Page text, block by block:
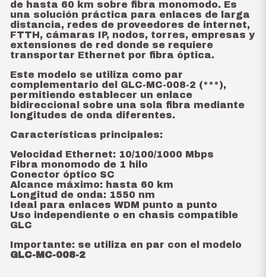
de hasta 60 km sobre fibra monomodo. Es
una solución práctica para enlaces de larga
distancia, redes de proveedores de internet,
FTTH, cámaras IP, nodos, torres, empresas y
extensiones de red donde se requiere
transportar Ethernet por fibra óptica.
Este modelo se utiliza como par
complementario del GLC-MC-008-2 (***),
permitiendo establecer un enlace
bidireccional sobre una sola fibra mediante
longitudes de onda diferentes.
Características principales:
Velocidad Ethernet: 10/100/1000 Mbps
Fibra monomodo de 1 hilo
Conector óptico SC
Alcance máximo: hasta 60 km
Longitud de onda: 1550 nm
Ideal para enlaces WDM punto a punto
Uso independiente o en chasis compatible
GLC
Importante: se utiliza en par con el modelo
GLC-MC-008-2